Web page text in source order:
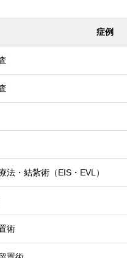
症例
法・結紮術（EIS・EVL）
術